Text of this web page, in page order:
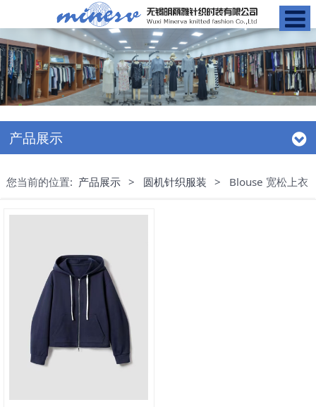
产品展示
您当前的位置: 产品展示 > 圆机针织服装 > Blouse 宽松上衣